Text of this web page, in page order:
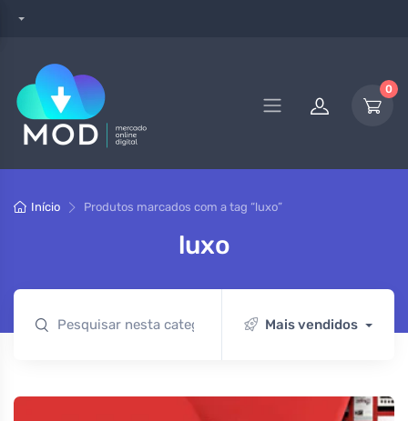
0
Início Produtos marcados com a tag “luxo”
luxo
Mais vendidos